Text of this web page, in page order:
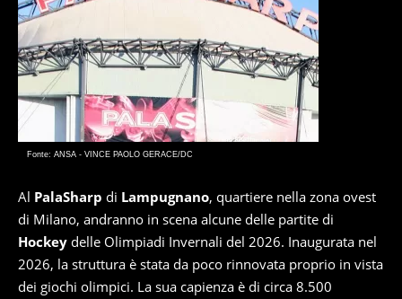
Fonte: ANSA - VINCE PAOLO GERACE/DC
Al PalaSharp di Lampugnano, quartiere nella zona ovest
di Milano, andranno in scena alcune delle partite di
Hockey delle Olimpiadi Invernali del 2026. Inaugurata nel
2026, la struttura è stata da poco rinnovata proprio in vista
dei giochi olimpici. La sua capienza è di circa 8.500